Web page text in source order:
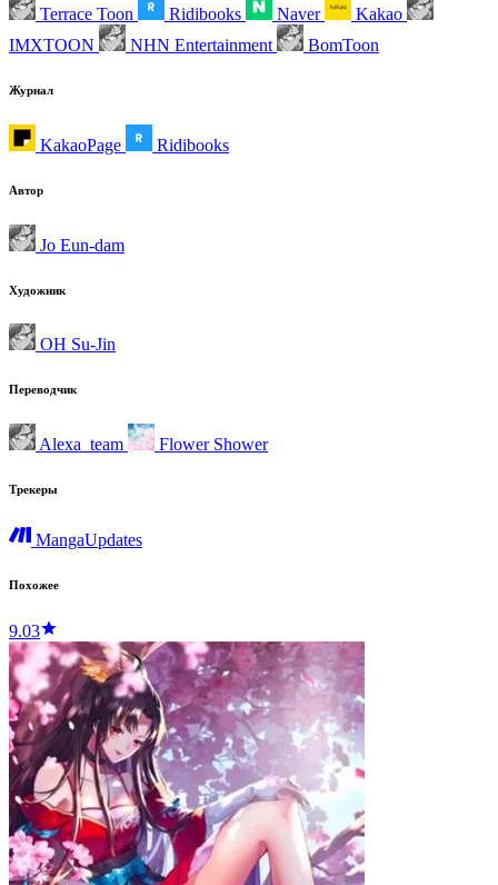
Terrace Toon Ridibooks Naver
Kakao
IMXTOON
NHN Entertainment BomToon
Журнал
KakaoPage Ridibooks
Автор
Jo Eun-dam
Художник
OH Su-Jin
Переводчик
Alexa_team Flower Shower
Трекеры
MangaUpdates
Похожее
9.03